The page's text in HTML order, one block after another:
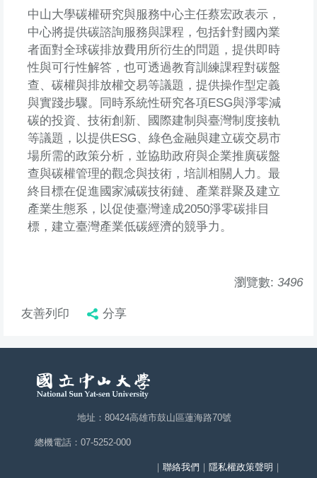
中山大學碳權研究與服務中心主任蔡宏政表示，
中心將提供碳諮詢服務與課程，包括針對國內業
者面對全球碳排放費用所衍生的問題，提供即時
性與可行性解答，也可透過教育訓練課程對碳盤
查、碳權與排放權交易等議題，提供操作型定義
與實踐步驟。同時系統性研究各項ESG與淨零減
碳的投資、技術創新、國際建制與臺灣制度接軌
等議題，以提供ESG、綠色金融與建立碳交易市
場所需的政策分析，並協助政府與企業推廣碳盤
查與碳權管理的觀念與技術，培訓相關人力。最
終目標在促進國家減碳技術鏈、產業群聚及建立
產業生態系，以促使臺灣達成2050淨零碳排目
標，建立臺灣產業低碳經濟的競爭力。
瀏覽數: 3496
友善列印 分享
地址：80424高雄市鼓山區蓮海路70號
總機電話：07-5252-000
｜ 聯絡我們 ｜ 隱私權政策聲明 ｜